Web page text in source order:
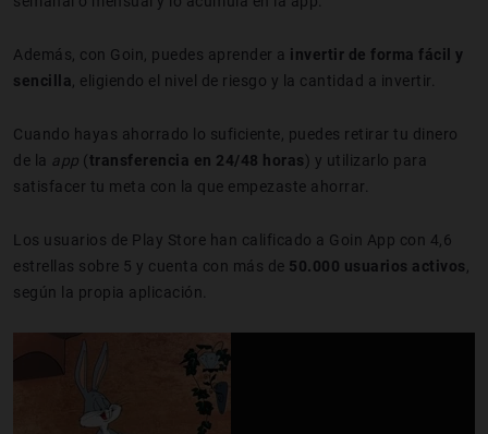
Además, con Goin, puedes aprender a invertir de forma fácil y
sencilla , eligiendo el nivel de riesgo y la cantidad a invertir.
Cuando hayas ahorrado lo suficiente, puedes retirar tu dinero
de la app (transferencia en 24/48 horas) y utilizarlo para
satisfacer tu meta con la que empezaste ahorrar.
Los usuarios de Play Store han calificado a Goin App con 4,6
estrellas sobre 5 y cuenta con más de 50.000 usuarios activos
según la propia aplicación.